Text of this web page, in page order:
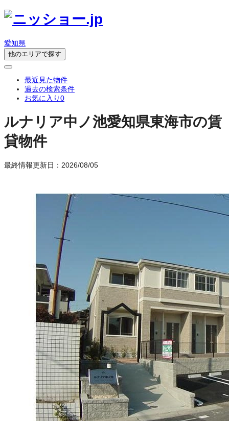
愛知県
他のエリアで探す
最近見た物件
過去の検索条件
お気に入り0
ルナリア中ノ池愛知県東海市の賃
貸物件
最終情報更新日：2026/08/05